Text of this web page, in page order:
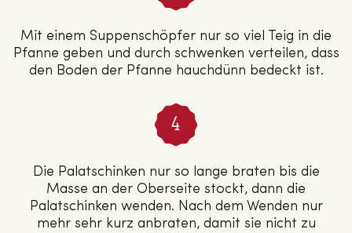
Mit einem Suppenschöpfer nur so viel Teig in die
Pfanne geben und durch schwenken verteilen, dass
den Boden der Pfanne hauchdünn bedeckt ist.
Die Palatschinken nur so lange braten bis die
Masse an der Oberseite stockt, dann die
Palatschinken wenden. Nach dem Wenden nur
mehr sehr kurz anbraten, damit sie nicht zu